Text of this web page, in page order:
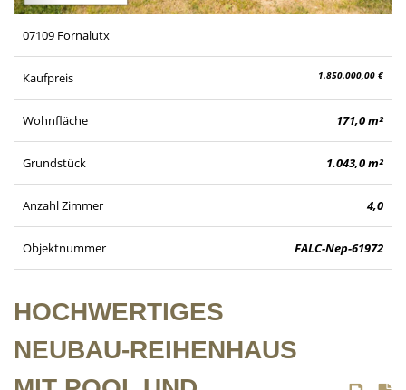
07109 Fornalutx
Kaufpreis 1.850.000,00 €
Wohnfläche 171,0 m²
Grundstück 1.043,0 m²
Anzahl Zimmer 4,0
Objektnummer FALC-Nep-61972
HOCHWERTIGES
NEUBAU-REIHENHAUS